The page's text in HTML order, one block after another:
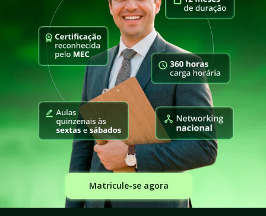
Matricule-se agora